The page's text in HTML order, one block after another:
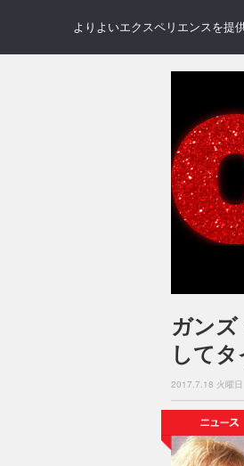
ガン
して
2017.7.18 火曜日
よりよいエクスペリエンスを提